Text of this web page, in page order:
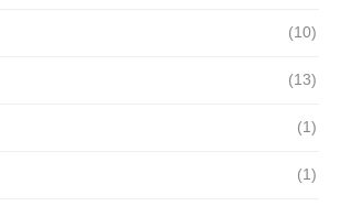
(10)
(13)
(1)
(1)